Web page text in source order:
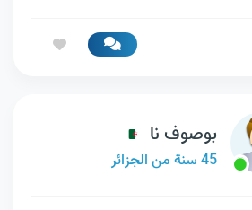
بوصوف نا
45 سنة من الجزائر